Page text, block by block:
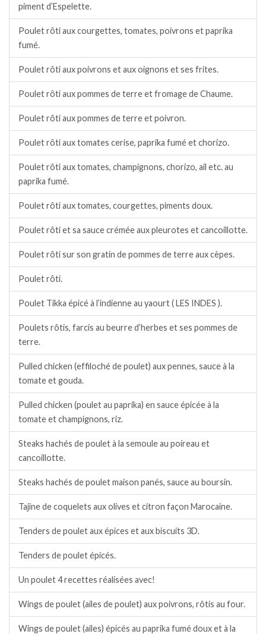
piment d’Espelette.
Poulet rôti aux courgettes, tomates, poivrons et paprika
fumé.
Poulet rôti aux poivrons et aux oignons et ses frites.
Poulet rôti aux pommes de terre et fromage de Chaume.
Poulet rôti aux pommes de terre et poivron.
Poulet rôti aux tomates cerise, paprika fumé et chorizo.
Poulet rôti aux tomates, champignons, chorizo, ail etc. au
paprika fumé.
Poulet rôti aux tomates, courgettes, piments doux.
Poulet rôti et sa sauce crémée aux pleurotes et cancoillotte.
Poulet rôti sur son gratin de pommes de terre aux cèpes.
Poulet rôti.
Poulet Tikka épicé à l’indienne au yaourt ( LES INDES ).
Poulets rôtis, farcis au beurre d’herbes et ses pommes de
terre.
Pulled chicken (effiloché de poulet) aux pennes, sauce à la
tomate et gouda.
Pulled chicken (poulet au paprika) en sauce épicée à la
tomate et champignons, riz.
Steaks hachés de poulet à la semoule au poireau et
cancoillotte.
Steaks hachés de poulet maison panés, sauce au boursin.
Tajine de coquelets aux olives et citron façon Marocaine.
Tenders de poulet aux épices et aux biscuits 3D.
Tenders de poulet épicés.
Un poulet 4 recettes réalisées avec!
Wings de poulet (ailes de poulet) aux poivrons, rôtis au four.
Wings de poulet (ailes) épicés au paprika fumé doux et à la